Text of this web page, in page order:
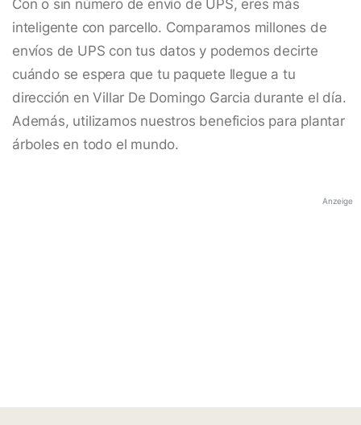
Con o sin número de envío de UPS, eres más
inteligente con parcello. Comparamos millones de
envíos de UPS con tus datos y podemos decirte
cuándo se espera que tu paquete llegue a tu
dirección en Villar De Domingo Garcia durante el día.
Además, utilizamos nuestros beneficios para plantar
árboles en todo el mundo.
Anzeige